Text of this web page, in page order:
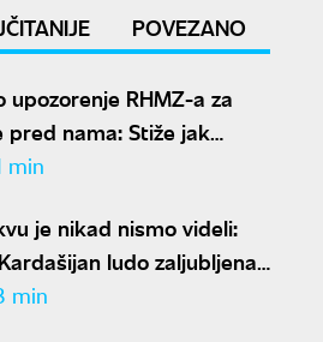
POVEZANO
upozorenje RHMZ-a za
pred nama: Stiže jak
talas, Srbija pod
min
je nikad nismo videli:
ludo zaljubljena
objavio nove
min